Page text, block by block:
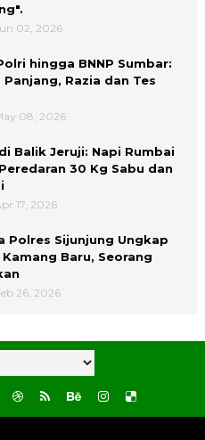
02, 2026
hingga BNNP Sumbar:
Razia dan Tes
08, 2026
Balik Jeruji: Napi Rumbai
30 Kg Sabu dan
17, 2026
Polres Sijunjung Ungkap
Baru, Seorang
26, 2026